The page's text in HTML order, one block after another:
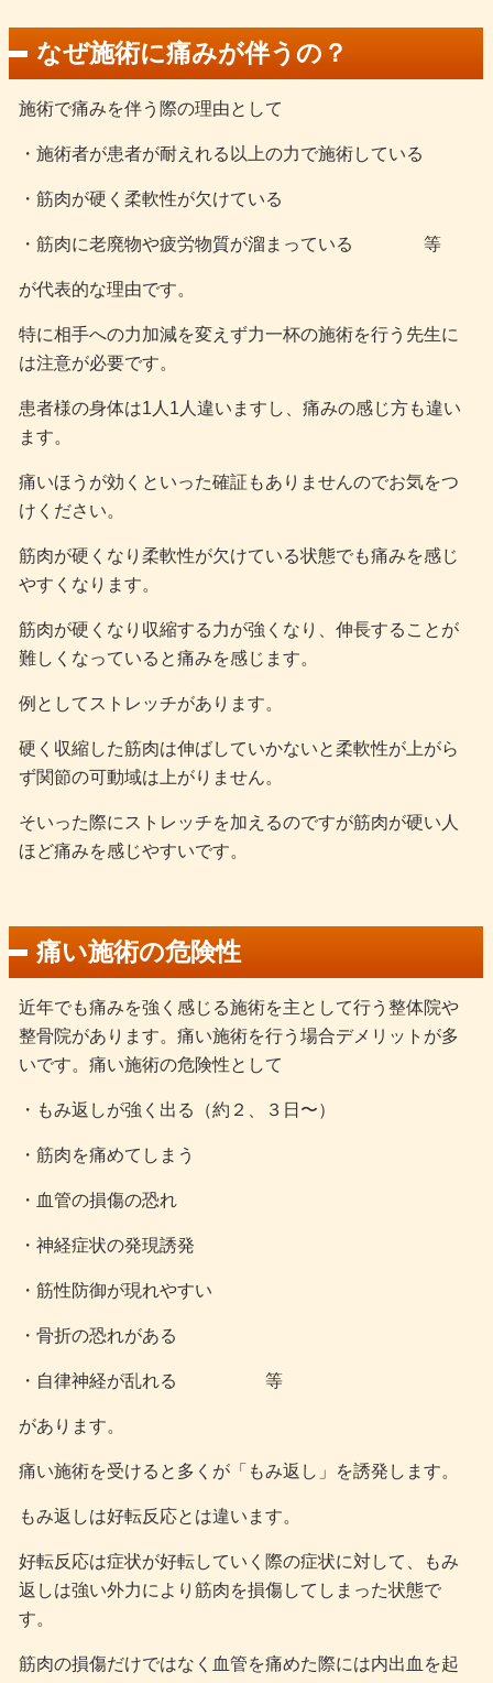
なぜ施術に痛みが伴うの？
施術で痛みを伴う際の理由として
・施術者が患者が耐えれる以上の力で施術している
・筋肉が硬く柔軟性が欠けている
・筋肉に老廃物や疲労物質が溜まっている 等
が代表的な理由です。
特に相手への力加減を変えず力一杯の施術を行う先生に
は注意が必要です。
患者様の身体は1人1人違いますし、痛みの感じ方も違い
ます。
痛いほうが効くといった確証もありませんのでお気をつ
けください。
筋肉が硬くなり柔軟性が欠けている状態でも痛みを感じ
やすくなります。
筋肉が硬くなり収縮する力が強くなり、伸長することが
難しくなっていると痛みを感じます。
例としてストレッチがあります。
硬く収縮した筋肉は伸ばしていかないと柔軟性が上がら
ず関節の可動域は上がりません。
そいった際にストレッチを加えるのですが筋肉が硬い人
ほど痛みを感じやすいです。
痛い施術の危険性
近年でも痛みを強く感じる施術を主として行う整体院や
整骨院があります。痛い施術を行う場合デメリットが多
いです。痛い施術の危険性として
・もみ返しが強く出る（約２、３日〜）
・筋肉を痛めてしまう
・血管の損傷の恐れ
・神経症状の発現誘発
・筋性防御が現れやすい
・骨折の恐れがある
・自律神経が乱れる 等
があります。
痛い施術を受けると多くが「もみ返し」を誘発します。
もみ返しは好転反応とは違います。
好転反応は症状が好転していく際の症状に対して、もみ
返しは強い外力により筋肉を損傷してしまった状態で
す。
筋肉の損傷だけではなく血管を痛めた際には内出血を起